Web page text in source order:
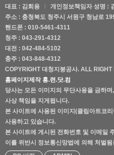
대표 : 김희용
개인정보책임자 성명 :
주소 : 충청북도 청주시 서원구 청남로
핸드폰 : 010-5461-4311
청주 : 043-291-4312
대전 : 042-484-5102
충주 : 043-848-4312
COPYRIGHT 대청지붕공사. ALL RIGHT
홈페이지제작 홍.련.닷.컴
당사는 모든 이미지의 무단사용을 금하
사상 책임을 지게됩니다.
본 사이트에 사용된 이미지(클립아트코
사용하고 있습니다.
본 사이트에 게시된 전화번호 및 이메일
이를 위반시 정보통신망법에 의해 처벌